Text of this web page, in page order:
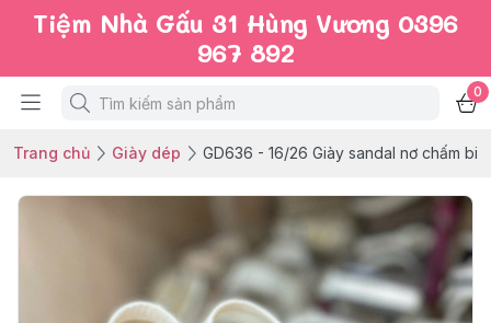
Tiệm Nhà Gấu 31 Hùng Vương 0396
967 892
0
Trang chủ Giày dép GD636 - 16/26 Giày sandal nơ chấm bi